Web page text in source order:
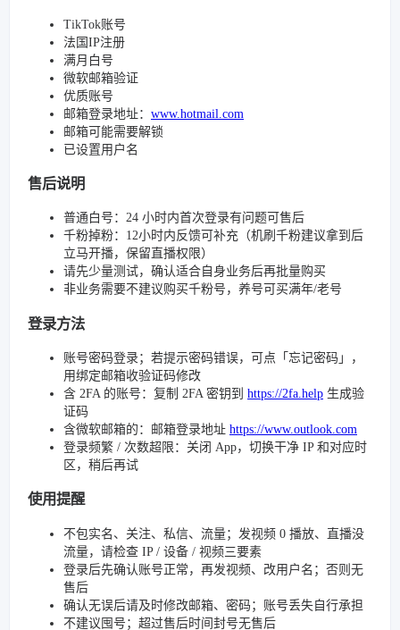
TikTok账号
法国IP注册
满月白号
微软邮箱验证
优质账号
邮箱登录地址： www.hotmail.com
邮箱可能需要解锁
已设置用户名
售后说明
普通白号：24 小时内首次登录有问题可售后
千粉掉粉：12小时内反馈可补充（机刷千粉建议拿到后
立马开播，保留直播权限）
请先少量测试，确认适合自身业务后再批量购买
非业务需要不建议购买千粉号，养号可买满年/老号
登录方法
账号密码登录；若提示密码错误，可点「忘记密码」，
用绑定邮箱收验证码修改
含 2FA 的账号：复制 2FA 密钥到 https://2fa.help 生成验
证码
含微软邮箱的：邮箱登录地址 https://www.outlook.com
登录频繁 / 次数超限：关闭 App，切换干净 IP 和对应时
区，稍后再试
使用提醒
不包实名、关注、私信、流量；发视频 0 播放、直播没
流量，请检查 IP / 设备 / 视频三要素
登录后先确认账号正常，再发视频、改用户名；否则无
售后
确认无误后请及时修改邮箱、密码；账号丢失自行承担
不建议囤号；超过售后时间封号无售后